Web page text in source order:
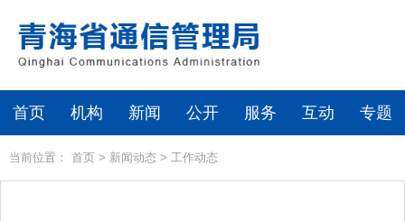
首页 机构 新闻 公开 服务 互动 专题
当前位置： 首页 > 新闻动态 > 工作动态